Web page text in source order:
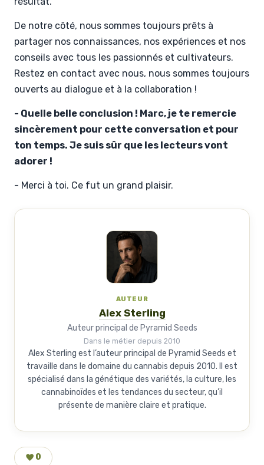
De notre côté, nous sommes toujours prêts à
partager nos connaissances, nos expériences et nos
conseils avec tous les passionnés et cultivateurs.
Restez en contact avec nous, nous sommes toujours
ouverts au dialogue et à la collaboration !
- Quelle belle conclusion ! Marc, je te remercie
sincèrement pour cette conversation et pour
ton temps. Je suis sûr que les lecteurs vont
adorer !
- Merci à toi. Ce fut un grand plaisir.
AUTEUR
Alex Sterling
Auteur principal de Pyramid Seeds
Dans le métier depuis 2010
Alex Sterling est l’auteur principal de Pyramid Seeds et
travaille dans le domaine du cannabis depuis 2010. Il est
spécialisé dans la génétique des variétés, la culture, les
cannabinoïdes et les tendances du secteur, qu’il
présente de manière claire et pratique.
0